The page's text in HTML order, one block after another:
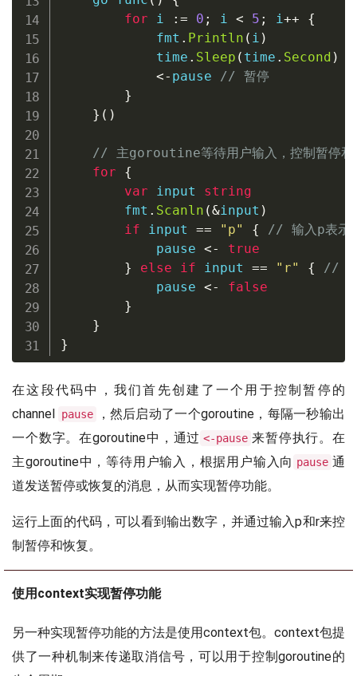
for i := 0 ; i < 5 ; i++
{
            fmt
. Println ( i )
            time
. Sleep ( time . Second )
<- pause // 暂停
}
} ( )
// 主goroutine等待用户输入，控制暂停和
for
{
var input string
        fmt
. Scanln (&input )
if input == "p" {
// 输入p表示
            pause
<-
true
}
else if input == "r" {
// 输
            pause
<-
false
}
}
}
在这段代码中，我们首先创建了一个用于控制暂停的
channel
pause
，然后启动了一个goroutine，每隔一秒输出
一个数字。在goroutine中，通过 <-pause 来暂停执行。在
主goroutine中，等待用户输入，根据用户输入向 pause 通
道发送暂停或恢复的消息，从而实现暂停功能。
运行上面的代码，可以看到输出数字，并通过输入p和r来控
制暂停和恢复。
使用context实现暂停功能
另一种实现暂停功能的方法是使用context包。context包提
供了一种机制来传递取消信号，可以用于控制goroutine的